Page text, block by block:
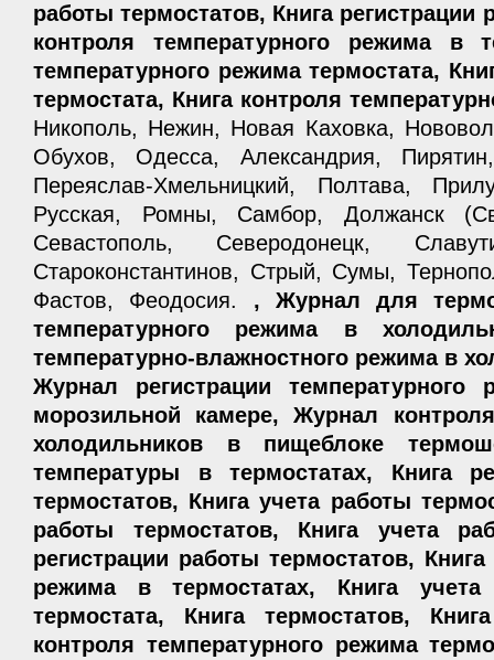
работы термостатов, Книга регистрации
контроля температурного режима в
температурного режима термостата,
термостата, Книга контроля
Никополь, Нежин, Новая Каховка,
Обухов, Одесса, Александрия,
Переяслав-Хмельницкий, Полтава,
Русская, Ромны, Самбор, Должанск
Севастополь, Северодонецк,
Староконстантинов, Стрый, Сумы,
Фастов, Феодосия. , Журнал для
температурного режима в
температурно-влажностного режима в
Журнал регистрации температурного
морозильной камере, Журнал
холодильников в пищеблоке
температуры в термостатах, Книга
термостатов, Книга учета работы
работы термостатов, Книга учета
регистрации работы термостатов,
режима в термостатах, Книга учета
термостата, Книга термостатов,
контроля температурного режима